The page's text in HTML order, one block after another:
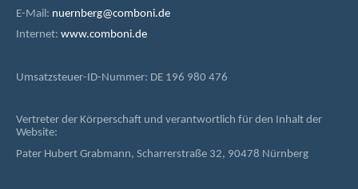
E-Mail: nuernberg@comboni.de
Internet: www.comboni.de
Umsatzsteuer-ID-Nummer: DE 196 980 476
Vertreter der Körperschaft und verantwortlich für den Inhalt der
Website:
Pater Hubert Grabmann, Scharrerstraße 32, 90478 Nürnberg